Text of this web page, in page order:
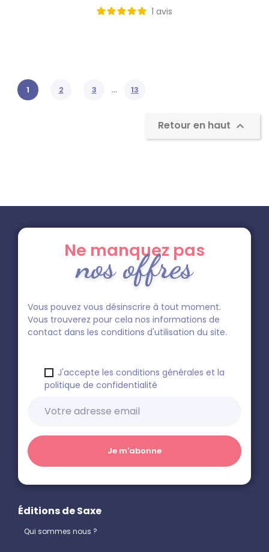
1 avis
1 2 3 … 13
Retour en haut 
Ne manquez pas
nos offres
Vous pouvez vous désinscrire à tout moment.
Vous trouverez pour cela nos informations de
contact dans les conditions d'utilisation du site.
J'accepte les conditions générales et la
politique de confidentialité
Éditions de Saxe
Qui sommes nous ?